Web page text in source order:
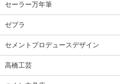
セーラー万年筆
ゼブラ
セメントプロデュースデザイン
高橋工芸